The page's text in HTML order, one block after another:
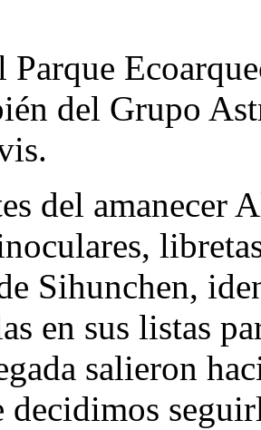
Parque
del Grupo
del amanecer
Sihunchen,
en sus listas
salieron
decidimos